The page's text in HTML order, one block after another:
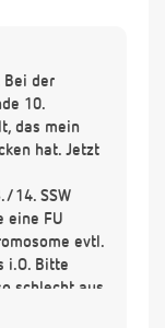
Bei der
10.
das mein
hat. Jetzt
14. SSW
eine FU
evtl.
i.O. Bitte
schlecht aus